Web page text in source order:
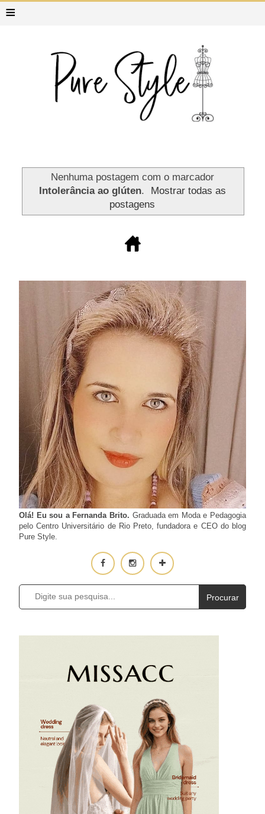
≡
Nenhuma postagem com o marcador
Intolerância ao glúten.
Mostrar todas as
postagens
Olá! Eu sou a Fernanda Brito. Graduada em Moda e Pedagogia
pelo Centro Universitário de Rio Preto, fundadora e CEO do blog
Pure Style.
Procurar